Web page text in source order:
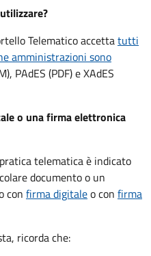
Telematico accettatutti
amministrazioni sono
PAdES (PDF) e XAdES
o una firma elettronica
telematica è indicato
documento o un
con firma digitaleo con firma
ricorda che: